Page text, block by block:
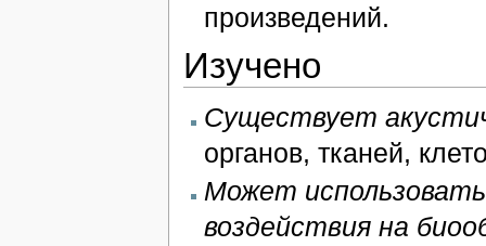
произведений.
Изучено
Существует
органов, тканей,
Может
воздействия на